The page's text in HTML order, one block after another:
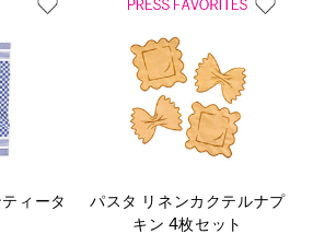
ィータ
パスタ リネンカクテルナプ
キン 4枚セット